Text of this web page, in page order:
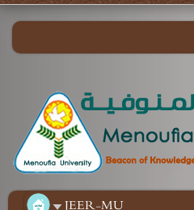
JEER-MU